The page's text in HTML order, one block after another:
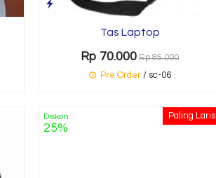
Tas Laptop
Rp 70.000 Rp 85.000
Pre Order/ sc-06
Paling Laris
Diskon
25%